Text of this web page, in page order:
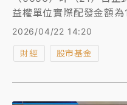
益權單位實際配發金額
元，將在明（23）日除
日，預計在5月14日發放
41.97元，計算後年化配
2026/04/22 14:20
財經 股市基金